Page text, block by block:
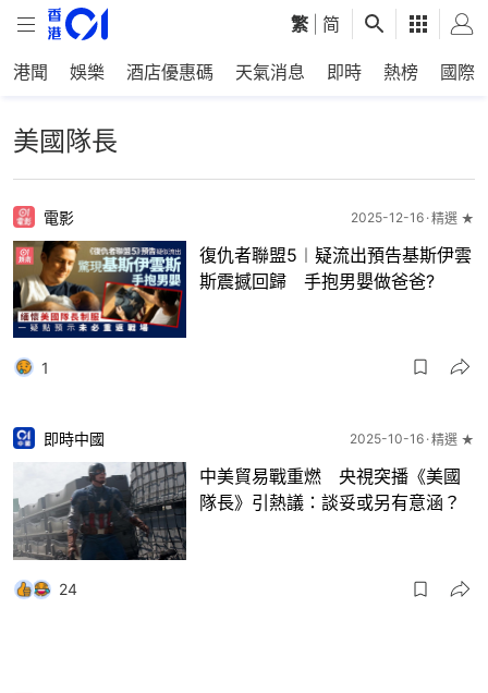
繁 简
港聞 娛樂 酒店優惠碼 天氣消息 即時 熱榜 國際
美國隊長
電影 2025-12-16 精選 ★
復仇者聯盟5︱疑流出預告基斯伊雲
斯震撼回歸 手抱男嬰做爸爸?
1
即時中國 2025-10-16 精選 ★
中美貿易戰重燃 央視突播《美國
隊長》引熱議：談妥或另有意涵？
24